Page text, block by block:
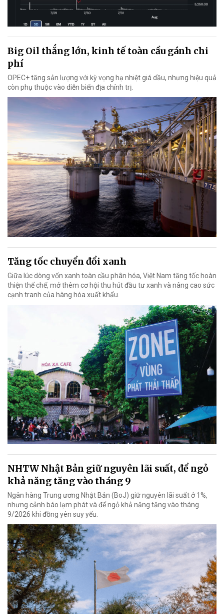
Big Oil thắng lớn, kinh tế toàn cầu gánh chi
phí
OPEC+ tăng sản lượng với kỳ vọng hạ nhiệt giá dầu, nhưng hiệu quả
còn phụ thuộc vào diễn biến địa chính trị.
Tăng tốc chuyển đổi xanh
Giữa lúc dòng vốn xanh toàn cầu phân hóa, Việt Nam tăng tốc hoàn
thiện thể chế, mở thêm cơ hội thu hút đầu tư xanh và nâng cao sức
cạnh tranh của hàng hóa xuất khẩu.
NHTW Nhật Bản giữ nguyên lãi suất, để ngỏ
khả năng tăng vào tháng 9
Ngân hàng Trung ương Nhật Bản (BoJ) giữ nguyên lãi suất ở 1%,
nhưng cảnh báo lạm phát và để ngỏ khả năng tăng vào tháng
9/2026 khi đồng yên suy yếu.